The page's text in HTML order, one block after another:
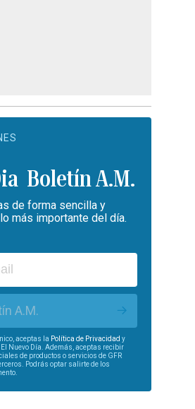
Boletín A.M.
de forma sencilla y
más importante del día.
A.M.
aceptas la Política de Privacidad y
El Nuevo Día. Además, aceptas recibir
de productos o servicios de GFR
Podrás optar salirte de los